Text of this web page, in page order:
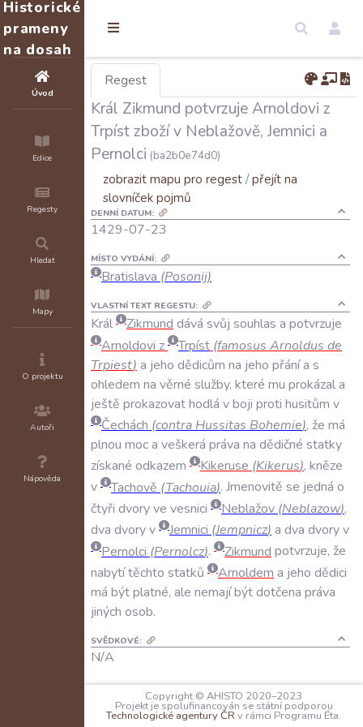
Historické
prameny
na dosah
Úvod
Edice
Regesty
Hledat
Mapy
O projektu
Autoři
Nápověda
Regest
Král Zikmund potvrzuje Arnoldovi z
Trpíst zboží v Neblažově, Jemnici a
Pernolci (ba2b0e74d0)
zobrazit mapu pro regest/přejít na
slovníček pojmů
DENNÍ DATUM:
1429-07-23
MÍSTO VYDÁNÍ:
Bratislava (Posonij)
VLASTNÍ TEXT REGESTU:
Král Zikmund dává svůj souhlas a potvrzuje
Arnoldovi z Trpíst (famosus Arnoldus de
Trpiest) a jeho dědicům na jeho přánía s
ohledem na věrné služby, které mu prokázala
ještě prokazovathodlá vboji proti husitům v
Čechách (contra Hussitas Bohemie), že má
plnou moca veškerá práva na dědičné statky
získané odkazem Kikeruse (Kikerus), kněze
v
Tachově (Tachouia). Jmenovitě se jedná o
čtyři dvoryve vesnici Neblažov (Neblazow),
dva dvoryv Jemnici (Jempnicz) a dva dvoryv
Pernolci (Pernolcz). Zikmund potvrzuje, že
nabytítěchto statků Arnoldem a jeho dědici
má býtplatné, ale nemajíbýtdotčena práva
jiných osob.
SVĚDKOVÉ:
N/A
PEČETI:
král Zikmund:N/A;N/A;přivěšená,
Copyright © AHISTO 2020–2023
Projekt je spolufinancován se státní podporou
Technologické agentury ČR v rámci Programu Éta.